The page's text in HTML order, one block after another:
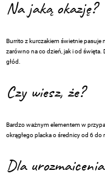
Na jaką okazję?
Burrito z kurczakiem świetnie pasuje
zarówno na co dzień, jak i od święta.
głód.
Czy wiesz, że?
Bardzo ważnym elementem w
okrągłego placka o średnicy od 6
Dla urozmaicenia